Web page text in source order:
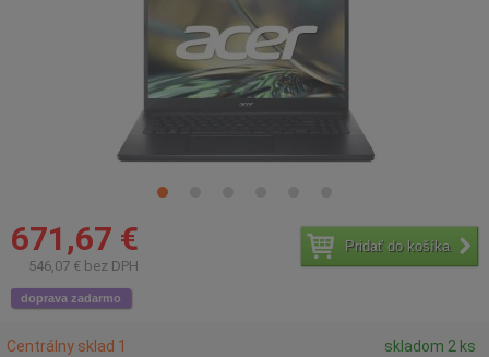
671,67 €
546,07 € bez DPH
Pridať do košíka
doprava zadarmo
Centrálny sklad 1
skladom 2 ks